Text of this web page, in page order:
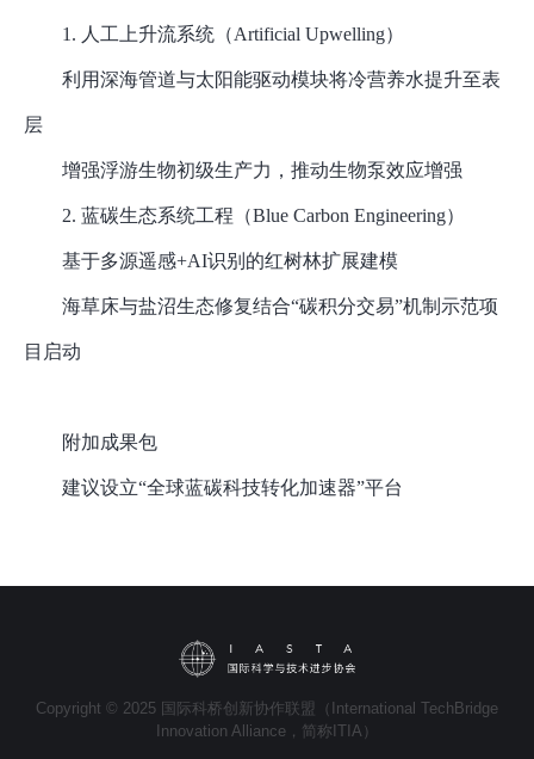
1. 人工上升流系统（Artificial Upwelling）
利用深海管道与太阳能驱动模块将冷营养水提升至表
层
增强浮游生物初级生产力，推动生物泵效应增强
2. 蓝碳生态系统工程（Blue Carbon Engineering）
基于多源遥感+AI识别的红树林扩展建模
海草床与盐沼生态修复结合“碳积分交易”机制示范项
目启动
附加成果包
建议设立“全球蓝碳科技转化加速器”平台
Copyright © 2025 国际科桥创新协作联盟（International TechBridge
Innovation Alliance，简称ITIA）